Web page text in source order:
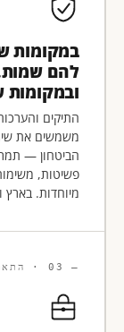
במקומות
להם
ובמקומות
התיקים
משמשים את
הביטחון —
פשיטות,
מיוחדות. בארץ
— 03 · התאמה